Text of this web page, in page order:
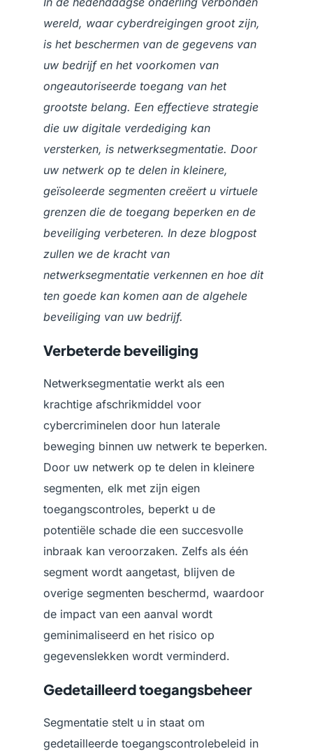
wereld, waar cyberdreigingen groot zijn,
is het beschermen van de gegevens van
uw bedrijf en het voorkomen van
ongeautoriseerde toegang van het
grootste belang. Een effectieve strategie
die uw digitale verdediging kan
versterken, is netwerksegmentatie. Door
uw netwerk op te delen in kleinere,
geïsoleerde segmenten creëert u virtuele
grenzen die de toegang beperken en de
beveiliging verbeteren. In deze blogpost
zullen we de kracht van
netwerksegmentatie verkennen en hoe dit
ten goede kan komen aan de algehele
beveiliging van uw bedrijf.
Verbeterde beveiliging
Netwerksegmentatie werkt als een
krachtige afschrikmiddel voor
cybercriminelen door hun laterale
beweging binnen uw netwerk te beperken.
Door uw netwerk op te delen in kleinere
segmenten, elk met zijn eigen
toegangscontroles, beperkt u de
potentiële schade die een succesvolle
inbraak kan veroorzaken. Zelfs als één
segment wordt aangetast, blijven de
overige segmenten beschermd, waardoor
de impact van een aanval wordt
geminimaliseerd en het risico op
gegevenslekken wordt verminderd.
Gedetailleerd toegangsbeheer
Segmentatie stelt u in staat om
gedetailleerde toegangscontrolebeleid in